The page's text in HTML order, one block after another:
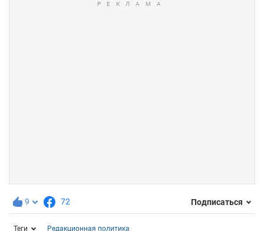
9 72 Подписаться
Теги Редакционная политика